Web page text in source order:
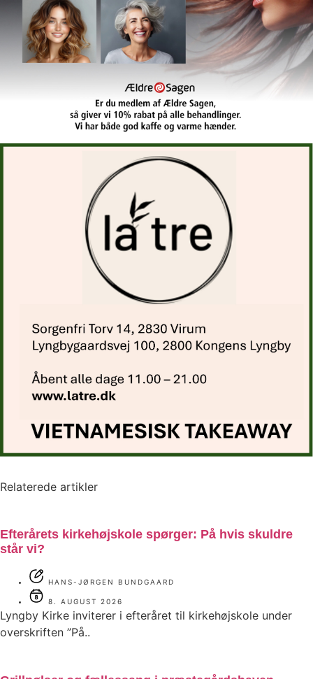
Relaterede artikler
Efterårets kirkehøjskole spørger: På hvis skuldre
står vi?
HANS-JØRGEN BUNDGAARD
8. AUGUST 2026
Lyngby Kirke inviterer i efteråret til kirkehøjskole under
overskriften ”På..